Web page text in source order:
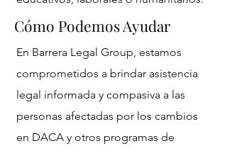
Cómo Podemos Ayudar
En Barrera Legal Group, estamos
comprometidos a brindar asistencia
legal informada y compasiva a las
personas afectadas por los cambios
en DACA y otros programas de